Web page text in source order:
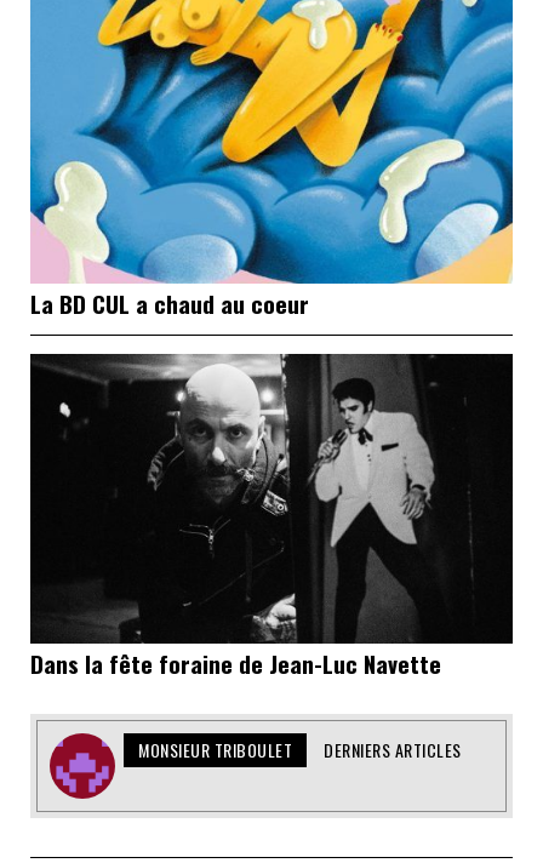
La BD CUL a chaud au coeur
Dans la fête foraine de Jean-Luc Navette
MONSIEUR TRIBOULET DERNIERS ARTICLES